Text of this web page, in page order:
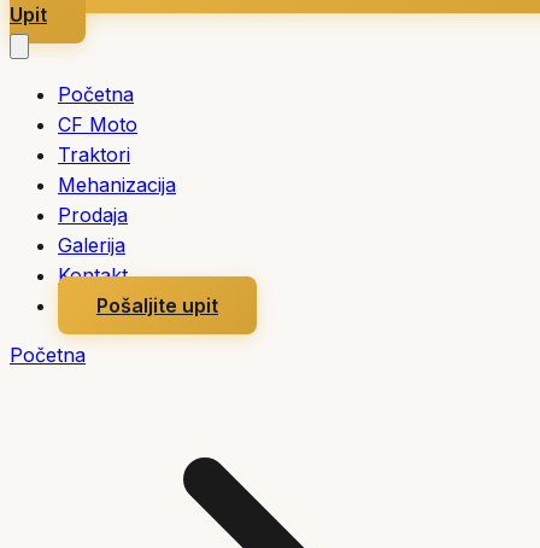
Upit
Početna
CF Moto
Traktori
Mehanizacija
Prodaja
Galerija
Kontakt
Pošaljite upit
Početna